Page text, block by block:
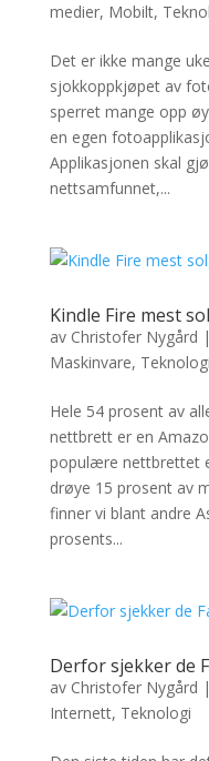
medier, Mobilt,
Det er ikke mange
sjokkoppkjøpet av
sperret mange opp
en egen
Applikasjonen skal
nettsamfunnet,...
Kindle Fire mest
av Christofer Nygård |
Maskinvare, Teknologi
Hele 54 prosent av
nettbrett er en
populære nettbrettet
drøye 15 prosent av
finner vi blant andre
prosents...
Derfor sjekker de
av Christofer Nygård |
Internett, Teknologi